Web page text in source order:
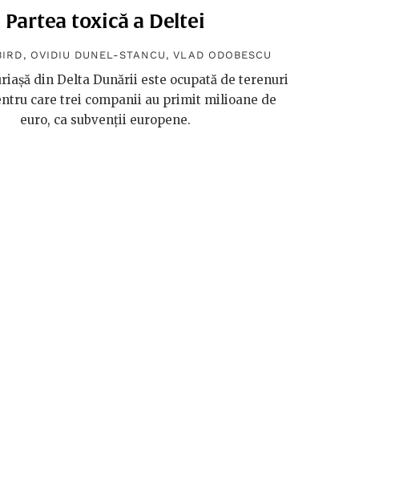
Partea toxică a Deltei
, OVIDIU DUNEL-STANCU ,VLAD ODOBESCU
din Delta Dunării este ocupată de terenuri
care trei companii au primit milioane de
euro, ca subvenții europene.